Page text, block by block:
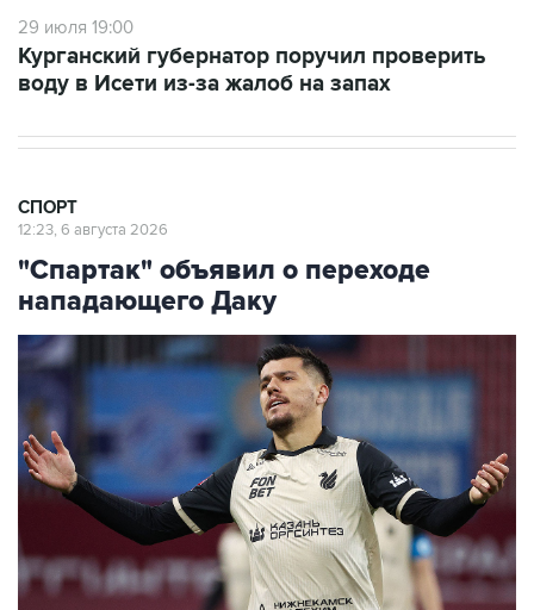
29 июля 19:00
Курганский губернатор поручил проверить
воду в Исети из-за жалоб на запах
СПОРТ
12:23, 6 августа 2026
"Спартак" объявил о переходе
нападающего Даку